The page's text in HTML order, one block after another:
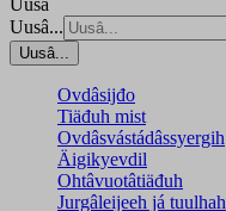
Uusâ...
Uusâ...
Ovdâsijđo
Tiäđuh mist
Ovdâsvástádâssyergih
Äigikyevdil
Ohtâvuotâtiäđuh
Jurgâleijeeh já tuulhah